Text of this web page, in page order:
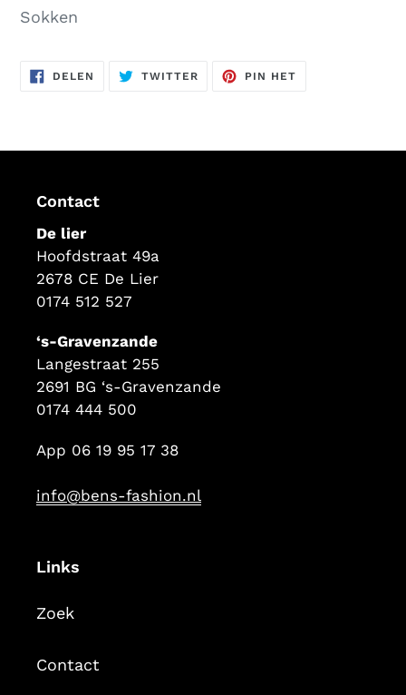
toegevoegen
winkelwagen
Sokken
DELEN DELEN
TWITTERTWITTERENPIN HET
Contact
De lier
Hoofdstraat 49a
2678 CE De Lier
0174 512 527
‘s-Gravenzande
Langestraat 255
2691 BG ‘s-Gravenzande
0174 444 500
App 06 19 95 17 38
info@bens-fashion.nl
Links
Zoek
Contact